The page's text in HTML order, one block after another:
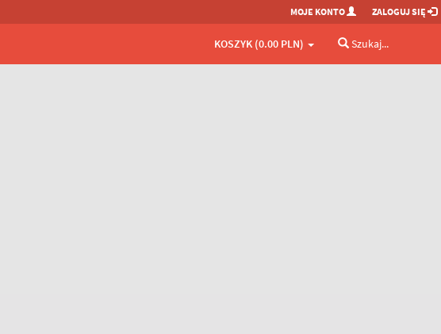
MOJE KONTO ZALOGUJ SIĘ
KOSZYK (0.00 PLN) Szukaj...